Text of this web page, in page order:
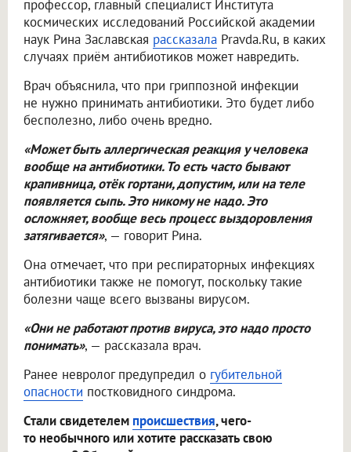
профессор, главный специалист Института
космических исследований Российской академии
наук Рина Заславская рассказала Pravda.Ru, в каких
случаях приём антибиотиков может навредить.
Врач объяснила, что при гриппозной инфекции
не нужно принимать антибиотики. Это будет либо
бесполезно, либо очень вредно.
«Может быть аллергическая реакция у человека
вообще на антибиотики. То есть часто бывают
крапивница, отёк гортани, допустим, или на теле
появляется сыпь. Это никому не надо. Это
осложняет, вообще весь процесс выздоровления
затягивается», — говорит Рина.
Она отмечает, что при респираторных инфекциях
антибиотики также не помогут, поскольку такие
болезни чаще всего вызваны вирусом.
«Они не работают против вируса, это надо просто
понимать», — рассказала врач.
Ранее невролог предупредил о губительной
опасности постковидного синдрома.
Стали свидетелем происшествия, чего-
то необычного или хотите рассказать свою